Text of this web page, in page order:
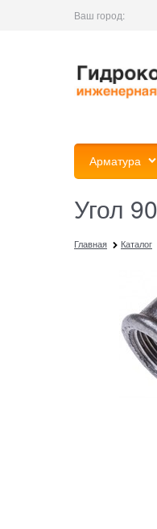
Ваш город:
Арматура
Угол
Главная Каталог